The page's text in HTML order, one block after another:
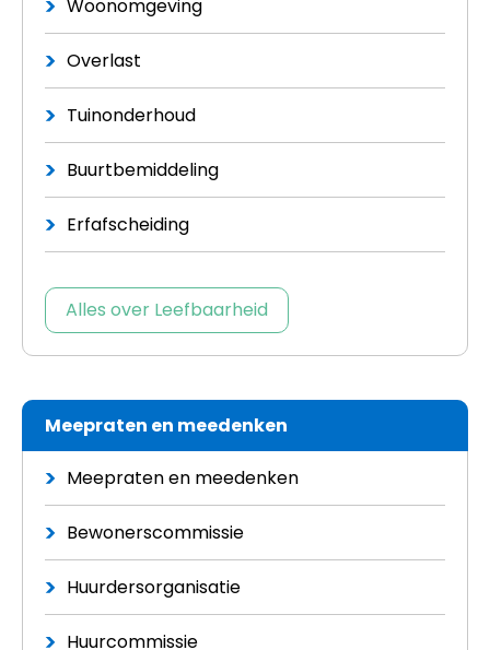
Woonomgeving
Overlast
Tuinonderhoud
Buurtbemiddeling
Erfafscheiding
Alles over Leefbaarheid
Meepraten en meedenken
Meepraten en meedenken
Bewonerscommissie
Huurdersorganisatie
Huurcommissie